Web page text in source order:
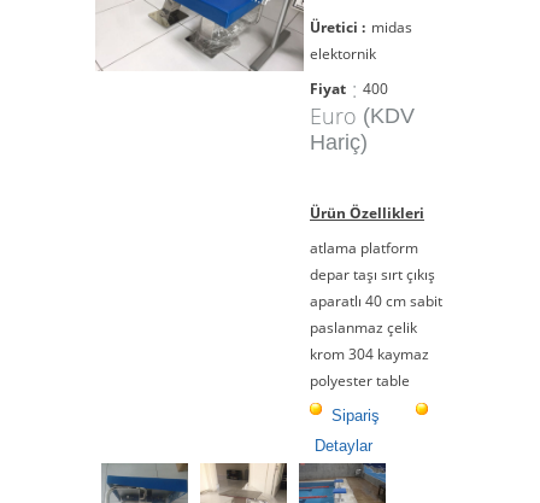
Üretici : midas
elektornik
Fiyat : 400
Euro (KDV
Hariç)
Ürün Özellikleri
atlama platform
depar taşı sırt çıkış
aparatlı 40 cm sabit
paslanmaz çelik
krom 304 kaymaz
polyester table
Sipariş
Detaylar